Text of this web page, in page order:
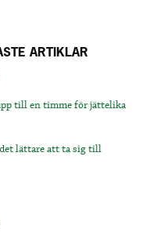
ARTIKLAR
till en timme för jättelika
lättare att ta sig till